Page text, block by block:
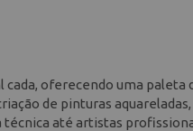
oferecendo uma
de pinturas
até artistas